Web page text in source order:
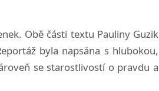
Obě části textu Pauliny Guzik
byla napsána s hlubokou,
se starostlivostí o pravdu a